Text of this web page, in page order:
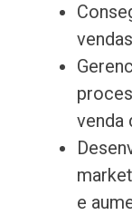
venda
e